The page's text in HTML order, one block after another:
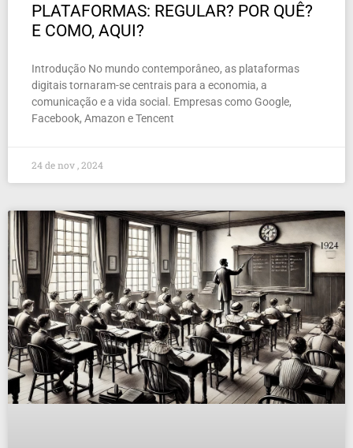
PLATAFORMAS: REGULAR? POR QUÊ?
E COMO, AQUI?
Introdução No mundo contemporâneo, as plataformas
digitais tornaram-se centrais para a economia, a
comunicação e a vida social. Empresas como Google,
Facebook, Amazon e Tencent
24 de nov , 2024